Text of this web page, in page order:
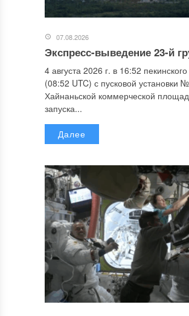
07.08.2026
Экспресс-выведение 23-й
4 августа 2026 г. в 16:52
(08:52 UTC) с пусковой установки
Хайнаньской коммерческой
запуска...
Далее